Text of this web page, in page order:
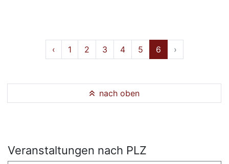
‹ 1 2 3 4 5 6 ›
nach oben
Veranstaltungen nach PLZ